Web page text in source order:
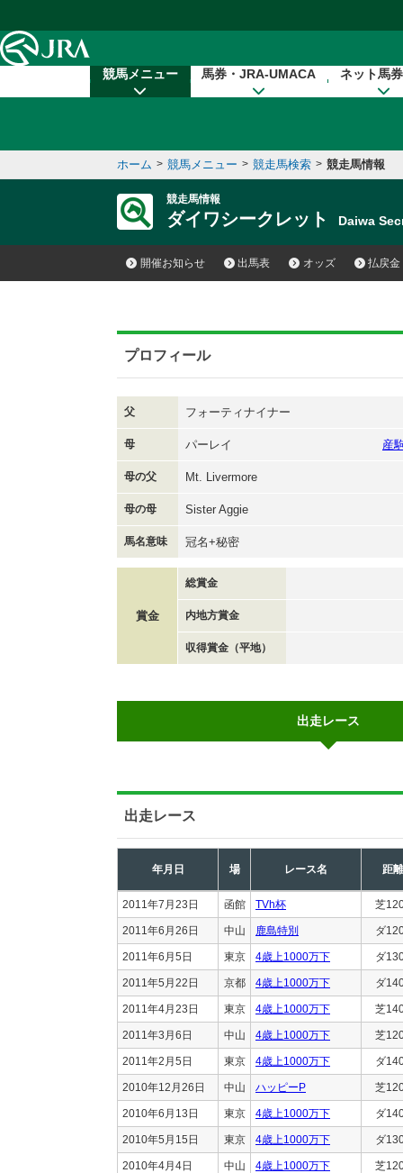
競馬メニュー 馬券・JRA-UMACA ネット馬
ホーム > 競馬メニュー > 競走馬検索 > 競走馬情報
競走馬情報
ダイワシークレット Daiwa
開催お知らせ 出馬表 オッズ 払戻金
プロフィール
父 フォーティナイナー
母 パーレイ 産
母の父 Mt. Livermore
母の母 Sister Aggie
馬名意味 冠名+秘密
賞金
総賞金
内地方賞金
収得賞金（平地）
出走レース
出走レース
年月日 場 レース名 距離
2011年7月23日 函館 TVh杯 芝
2011年6月26日 中山 鹿島特別 ダ
2011年6月5日 東京 4歳上1000万下 ダ
2011年5月22日 京都 4歳上1000万下 ダ
2011年4月23日 東京 4歳上1000万下 芝
2011年3月6日 中山 4歳上1000万下 芝
2011年2月5日 東京 4歳上1000万下 ダ
2010年12月26日 中山 ハッピーP 芝
2010年6月13日 東京 4歳上1000万下 ダ
2010年5月15日 東京 4歳上1000万下 ダ
2010年4月4日 中山 4歳上1000万下 芝